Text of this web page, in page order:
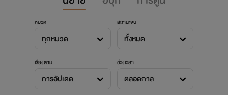
หมวด
ทุกหมวด
สถานะจบ
ทั้งหมด
เรียงตาม
การอัปเดต
ช่วงเวลา
ตลอดกาล